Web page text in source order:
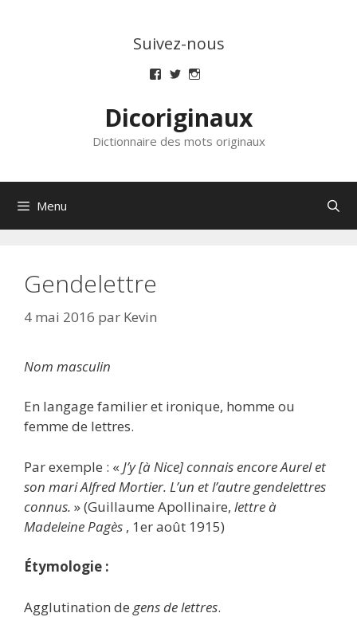
Suivez-nous
Voir
de
dicoriginaux
sur
Facebook
Voir
de
dicoriginaux
sur
Twitter
de
dicoriginaux
sur
Instagram
Dicoriginaux
Dictionnaire des mots originaux
Menu
Gendelettre
4 mai 2016 par Kevin
Nom masculin
En langage familier et ironique, homme ou
femme de lettres.
Par exemple : « J’y [à Nice] connais encore Aurel et
son mari Alfred Mortier. L’un et l’autre gendelettres
connus. » (Guillaume Apollinaire, lettre à
Madeleine Pagès , 1er août 1915)
Étymologie :
Agglutination de gens de lettres.